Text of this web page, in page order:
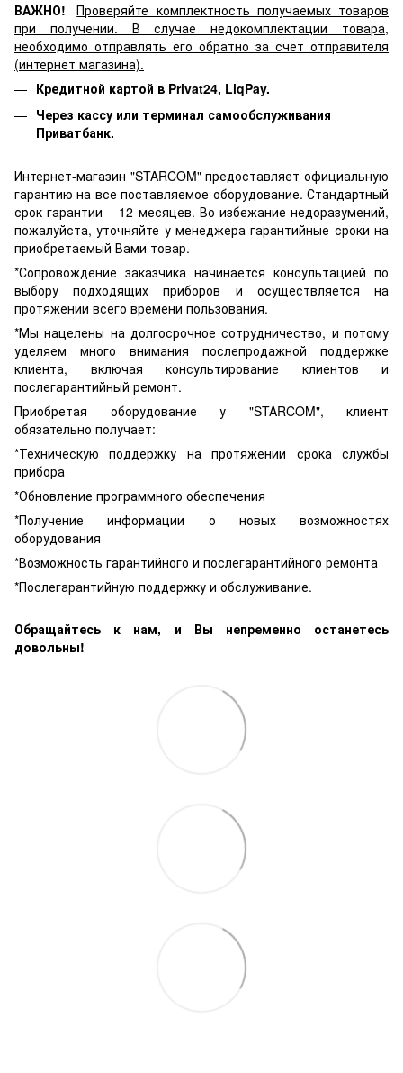
ВАЖНО!
Проверяйте комплектность получаемых товаров
при получении. В случае недокомплектации товара,
необходимо отправлять его обратно за счет отправителя
(интернет магазина).
Кредитной картой в Privat24, LiqPay.
Через кассу или терминал самообслуживания
Приватбанк.
Интернет-магазин "STARCOM" предоставляет официальную
гарантию на все поставляемое оборудование. Стандартный
срок гарантии – 12 месяцев. Во избежание недоразумений,
пожалуйста, уточняйте у менеджера гарантийные сроки на
приобретаемый Вами товар.
*Сопровождение заказчика начинается консультацией по
выбору подходящих приборов и осуществляется на
протяжении всего времени пользования.
*Мы нацелены на долгосрочное сотрудничество, и потому
уделяем много внимания послепродажной поддержке
клиента, включая консультирование клиентов и
послегарантийный ремонт.
Приобретая оборудование у "STARCOM", клиент
обязательно получает:
*Техническую поддержку на протяжении срока службы
прибора
*Обновление программного обеспечения
*Получение информации о новых возможностях
оборудования
*Возможность гарантийного и послегарантийного ремонта
*Послегарантийную поддержку и обслуживание.
Обращайтесь к нам, и Вы непременно останетесь
довольны!